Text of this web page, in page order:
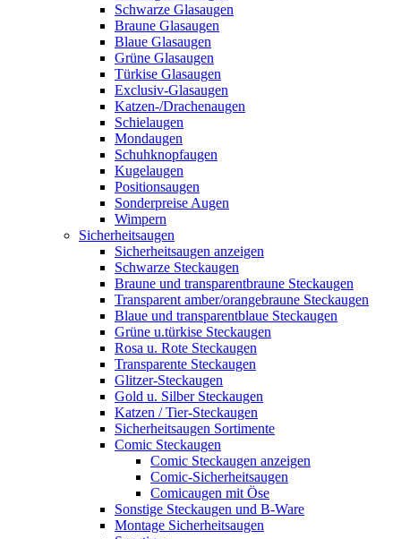
Schwarze Glasaugen
Braune Glasaugen
Blaue Glasaugen
Grüne Glasaugen
Türkise Glasaugen
Exclusiv-Glasaugen
Katzen-/Drachenaugen
Schielaugen
Mondaugen
Schuhknopfaugen
Kugelaugen
Positionsaugen
Sonderpreise Augen
Wimpern
Sicherheitsaugen
Sicherheitsaugen anzeigen
Schwarze Steckaugen
Braune und transparentbraune Steckaugen
Transparent amber/orangebraune Steckaugen
Blaue und transparentblaue Steckaugen
Grüne u.türkise Steckaugen
Rosa u. Rote Steckaugen
Transparente Steckaugen
Glitzer-Steckaugen
Gold u. Silber Steckaugen
Katzen / Tier-Steckaugen
Sicherheitsaugen Sortimente
Comic Steckaugen
Comic Steckaugen anzeigen
Comic-Sicherheitsaugen
Comicaugen mit Öse
Sonstige Steckaugen und B-Ware
Montage Sicherheitsaugen